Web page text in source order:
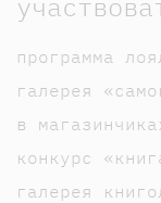
программа
галерея
в
конкурс
галерея